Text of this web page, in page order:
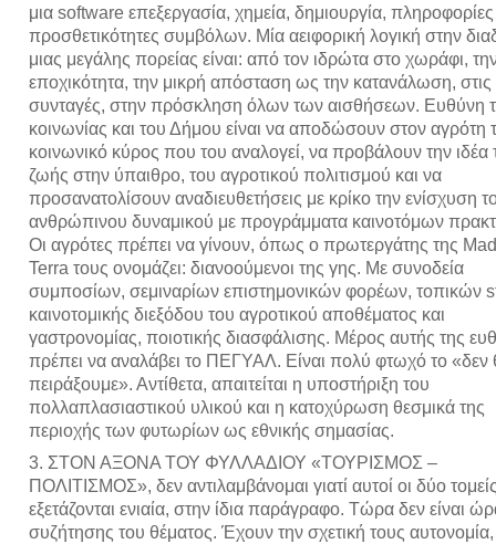
μια software επεξεργασία, χημεία, δημιουργία, πληροφορίες
προσθετικότητες συμβόλων. Μία αειφορική λογική στην
μιας μεγάλης πορείας είναι: από τον ιδρώτα στο χωράφι,
εποχικότητα, την μικρή απόσταση ως την κατανάλωση, στις
συνταγές, στην πρόσκληση όλων των αισθήσεων. Ευθύνη
κοινωνίας και του Δήμου είναι να αποδώσουν στον αγρότη
κοινωνικό κύρος που του αναλογεί, να προβάλουν την ιδέα
ζωής στην ύπαιθρο, του αγροτικού πολιτισμού και να
προσανατολίσουν αναδιευθετήσεις με κρίκο την ενίσχυση
ανθρώπινου δυναμικού με προγράμματα καινοτόμων
Οι αγρότες πρέπει να γίνουν, όπως ο πρωτεργάτης της
Terra τους ονομάζει: διανοούμενοι της γης. Με συνοδεία
συμποσίων, σεμιναρίων επιστημονικών φορέων, τοπικών
καινοτομικής διεξόδου του αγροτικού αποθέματος και
γαστρονομίας, ποιοτικής διασφάλισης. Μέρος αυτής της
πρέπει να αναλάβει το ΠΕΓΥΑΛ. Είναι πολύ φτωχό το «δεν
πειράξουμε». Αντίθετα, απαιτείται η υποστήριξη του
πολλαπλασιαστικού υλικού και η κατοχύρωση θεσμικά της
περιοχής των φυτωρίων ως εθνικής σημασίας.
3. ΣΤΟΝ ΑΞΟΝΑ ΤΟΥ ΦΥΛΛΑΔΙΟΥ «ΤΟΥΡΙΣΜΟΣ –
ΠΟΛΙΤΙΣΜΟΣ», δεν αντιλαμβάνομαι γιατί αυτοί οι δύο
εξετάζονται ενιαία, στην ίδια παράγραφο. Τώρα δεν είναι
συζήτησης του θέματος. Έχουν την σχετική τους αυτονομία,